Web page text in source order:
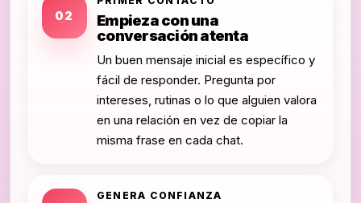
02
Empieza con una
conversación atenta
Un buen mensaje inicial es específico y
fácil de responder. Pregunta por
intereses, rutinas o lo que alguien valora
en una relación en vez de copiar la
misma frase en cada chat.
GENERA CONFIANZA